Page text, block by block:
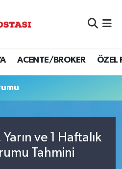
ACENTE/BROKER ÖZEL
ve 1 Haftalık
Tahmini
ve Fikstür